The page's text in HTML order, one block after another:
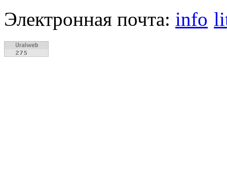
Электронная почта: info